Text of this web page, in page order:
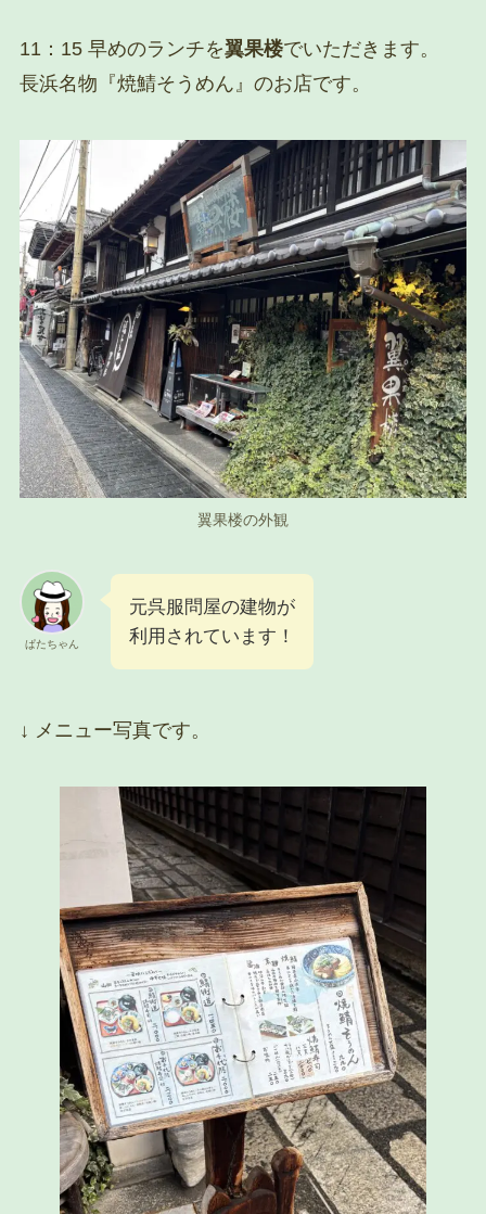
11：15 早めのランチを翼果楼でいただきます。
長浜名物『焼鯖そうめん』のお店です。
翼果楼の外観
ぱたちゃん
元呉服問屋の建物が
利用されています！
↓ メニュー写真です。